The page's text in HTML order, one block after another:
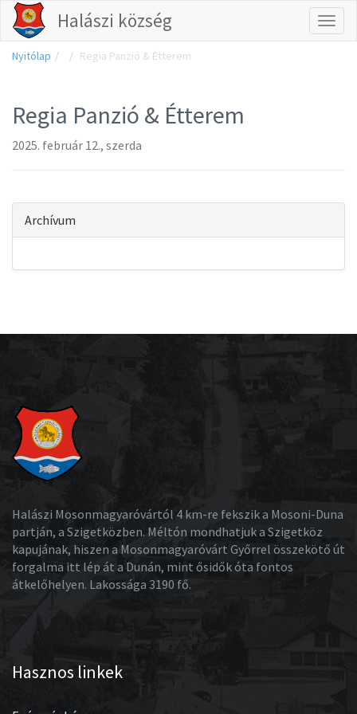
Halászi község
Nyitólap Regia Panzió & Étterem
Regia Panzió & Étterem
2025. február 12., szerda
Archívum
Halászi Mosonmagyaróvártól 4 km-re fekszik a Mosoni-Duna
partján, a Szigetközben. Méltón mondhatjuk a Szigetköz
kapujának, hiszen a Mosonmagyaróvárt Győrrel összekötő út
forgalma itt lép át a Dunán, mint ősidők óta fontos
átkelőhelyen. Lakossága 3190 fő.
Hasznos linkek